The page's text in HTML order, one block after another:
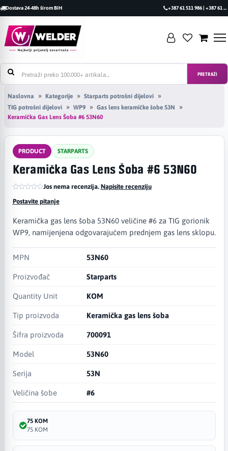
Dostava 24-48h širom BiH +387 61 511 986 | +387 61 493 470
PRETRAŽI
Naslovna Kategorije
Starparts potrošni dijelovi
TIG potrošni dijelovi
WP9
Gas lens keramičke šobe 53N
Keramička Gas Lens Šoba #6 53N60
PRODUCT STARPARTS
Keramička Gas Lens Šoba #6 53N60
Jos nema recenzija.|Napisite recenziju
Postavite pitanje
Keramička gas lens šoba 53N60 veličine #6 za TIG gorionik
WP9, namijenjena odgovarajućem prednjem gas lens sklopu.
MPN 53N60
Proizvođač Starparts
Quantity Unit KOM
Tip proizvoda Keramička gas lens šoba
Šifra proizvoda 700091
Model 53N60
Serija 53N
Veličina šobe #6
75 KOM
75 KOM